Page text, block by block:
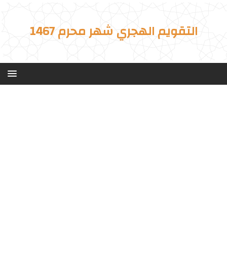
التقويم الهجري شهر محرم 1467